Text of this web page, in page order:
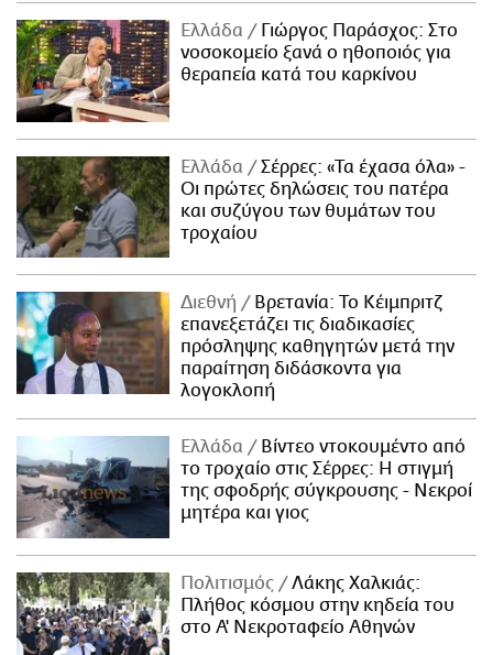
Ελλάδα
Γιώργος Παράσχος: Στο
νοσοκομείο ξανά ο ηθοποιός για
θεραπεία κατά του καρκίνου
Ελλάδα
Σέρρες: «Τα έχασα όλα» -
Οι πρώτες δηλώσεις του πατέρα
και συζύγου των θυμάτων του
τροχαίου
Διεθνή
Βρετανία: Το Κέιμπριτζ
επανεξετάζει τις διαδικασίες
πρόσληψης καθηγητών μετά την
παραίτηση διδάσκοντα για
λογοκλοπή
Ελλάδα
Βίντεο ντοκουμέντο από
το τροχαίο στις Σέρρες: Η στιγμή
της σφοδρής σύγκρουσης - Νεκροί
μητέρα και γιος
Πολιτισμός
Λάκης Χαλκιάς:
Πλήθος κόσμου στην κηδεία του
στο Α' Νεκροταφείο Αθηνών